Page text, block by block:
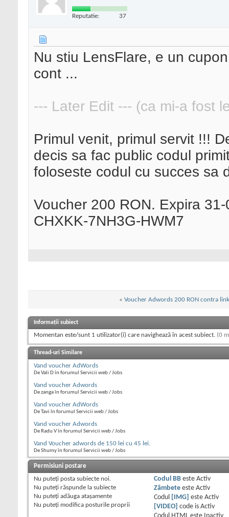
Reputatie: 37
Nu stiu LensFlare, e un
cont ...
--- Later Edit --- (ca mi-a fost
Primul venit, primul servit !!!
decis sa fac public codul
foloseste codul cu succes sa
Voucher 200 RON. Expira
CHXKK-7NH3G-HWM7
« Voucher Adwords 200 RON contra link
Informații subiect
Momentan este/sunt 1 utilizator(i) care navighează în acest subiect. (0
Thread-uri Similare
Vand voucher AdWords
De Vali D în forumul Servicii web / Jobs
Vand voucher Adwords
De zanga în forumul Servicii web / Jobs
Vand voucher AdWords
De Tavi în forumul Servicii web / Jobs
Vand voucher Adwords
De Radu V în forumul Servicii web / Jobs
Vand Voucher adwords de 150 lei cu 45 lei.
De Shumy în forumul Servicii web / Jobs
Permisiuni postare
Nu puteţi posta subiecte noi.
Nu puteţi răspunde la subiecte
Nu puteţi adăuga ataşamente
Nu puteţi modifica posturile proprii
Codul BBeste Activ
Zâmbeteeste Activ
Codul
[IMG] este Activ
[VIDEO]
code is Activ